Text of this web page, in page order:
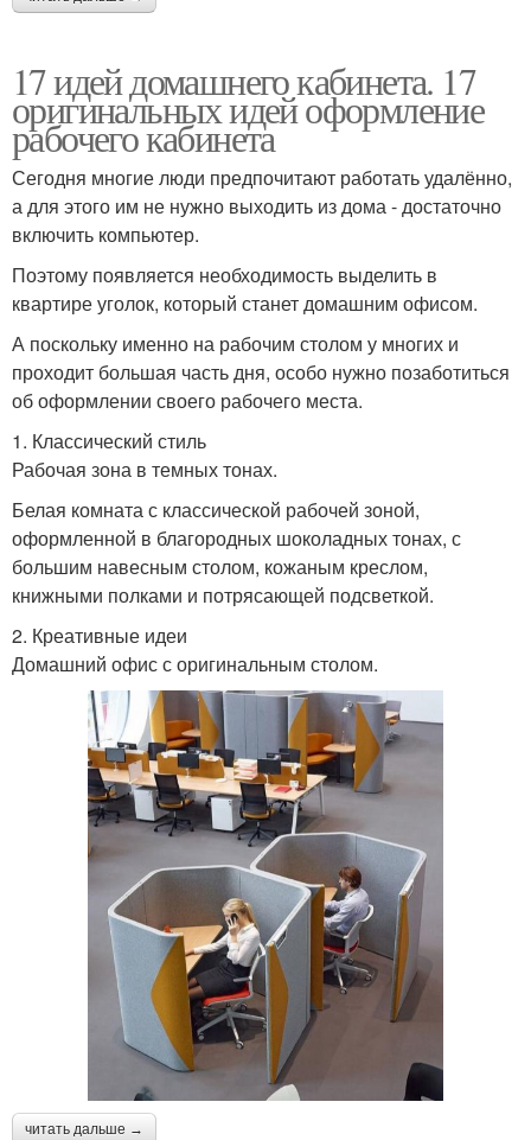
17 идей домашнего кабинета. 17
оригинальных идей оформление
рабочего кабинета
Сегодня многие люди предпочитают работать удалённо,
а для этого им не нужно выходить из дома - достаточно
включить компьютер.
Поэтому появляется необходимость выделить в
квартире уголок, который станет домашним офисом.
А поскольку именно на рабочим столом у многих и
проходит большая часть дня, особо нужно позаботиться
об оформлении своего рабочего места.
1. Классический стиль
Рабочая зона в темных тонах.
Белая комната с классической рабочей зоной,
оформленной в благородных шоколадных тонах, с
большим навесным столом, кожаным креслом,
книжными полками и потрясающей подсветкой.
2. Креативные идеи
Домашний офис с оригинальным столом.
читать дальше →